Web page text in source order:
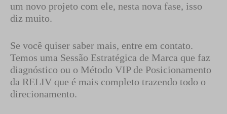
um novo projeto com ele, nesta nova fase, isso
diz muito.
Se você quiser saber mais, entre em contato.
Temos uma Sessão Estratégica de Marca que faz
diagnóstico ou o Método VIP de Posicionamento
da RELIV que é mais completo trazendo todo o
direcionamento.